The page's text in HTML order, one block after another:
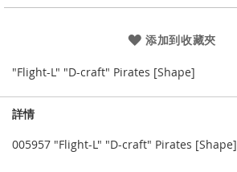
添加到收藏夾
"Flight-L" "D-craft" Pirates [Shape]
詳情
005957 "Flight-L" "D-craft" Pirates [Shape]